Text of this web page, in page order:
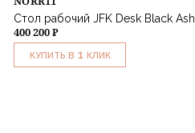
Стол рабочий JFK Desk Black Ash
400 200 ₽
КУПИТЬ В 1 КЛИК